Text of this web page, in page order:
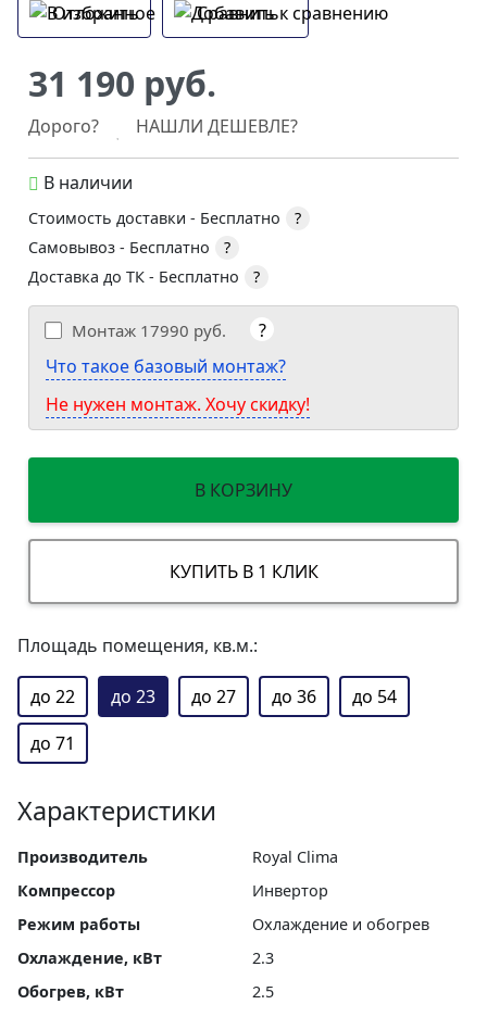
Отложить Сравнить
31 190 руб.
Дорого? НАШЛИ ДЕШЕВЛЕ?
В наличии
Стоимость доставки - Бесплатно
?
Самовывоз - Бесплатно
?
Доставка до ТК - Бесплатно ?
Монтаж 17990 руб.
?
Что такое базовый монтаж?
Не нужен монтаж. Хочу скидку!
В КОРЗИНУ
КУПИТЬ В 1 КЛИК
Площадь помещения, кв.м.:
до 22 до 23 до 27 до 36
до 54
до 71
Характеристики
Производитель
Royal Clima
Компрессор
Инвертор
Режим работы
Охлаждение и обогрев
Охлаждение, кВт
2.3
Обогрев, кВт
2.5